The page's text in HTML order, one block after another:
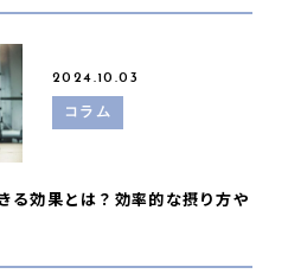
2024.10.03
コラム
る効果とは？効率的な摂り方や